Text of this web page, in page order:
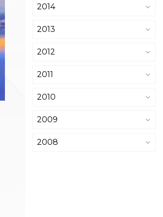
2014
2013
2012
2011
2010
2009
2008